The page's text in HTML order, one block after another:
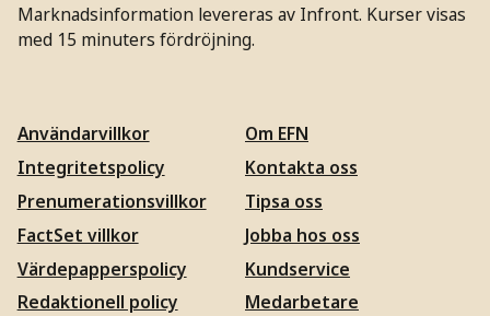
Marknadsinformation levereras av Infront. Kurser visas
med 15 minuters fördröjning.
Användarvillkor
Integritetspolicy
Prenumerationsvillkor
FactSet villkor
Värdepapperspolicy
Redaktionell policy
Om EFN
Kontakta oss
Tipsa oss
Jobba hos oss
Kundservice
Medarbetare